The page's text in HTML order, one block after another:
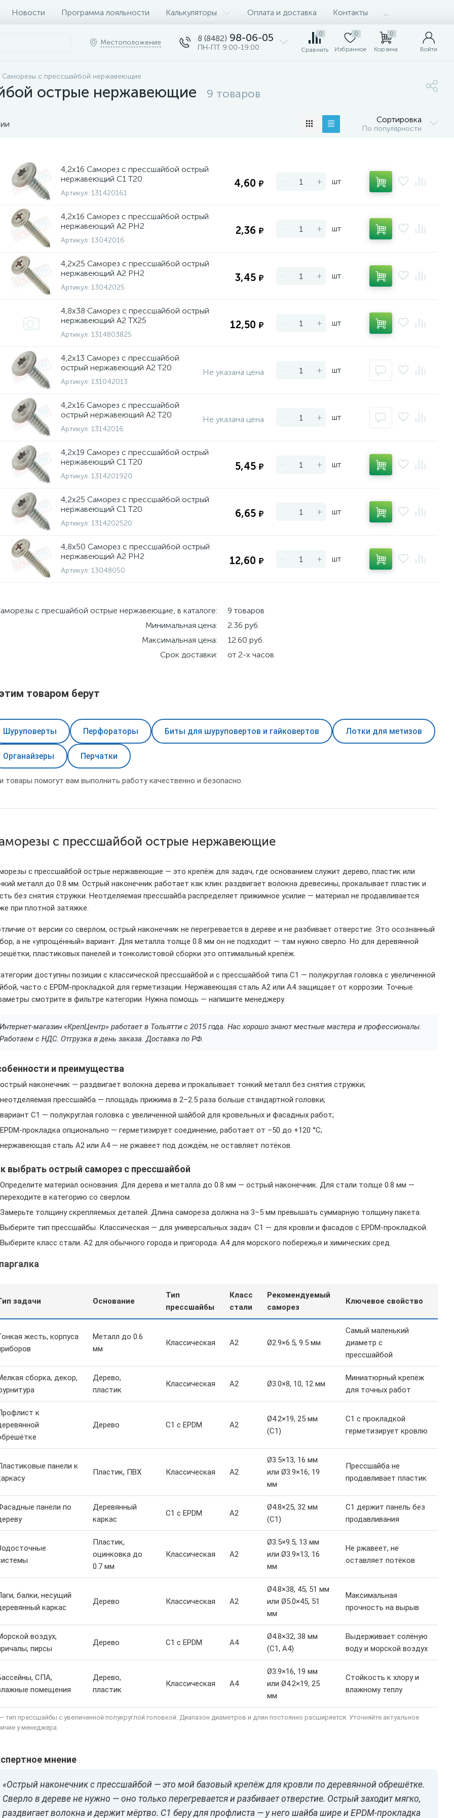
Новости Программа лояльности Калькуляторы Оплата и доставка Контакты
Местоположение 8 (8482) 98-06-05
ПН-ПТ 9:00-19:00
0
Сравнить
0
Избранное
0
Корзина Войти
Саморезы с прессшайбой нержавеющие
острые нержавеющие 9 товаров
Сортировка
По популярности
4,2х16 Саморез с прессшайбой острый
нержавеющий C1 T20
Артикул: 131420161
4,60 ₽ - + шт
4,2х16 Саморез с прессшайбой острый
нержавеющий A2 PH2
Артикул: 13042016
2,36 ₽ - + шт
4,2х25 Саморез с прессшайбой острый
нержавеющий A2 PH2
Артикул: 13042025
3,45 ₽ - + шт
4,8х38 Саморез с прессшайбой острый
нержавеющий A2 TX25
Артикул: 1314803825
12,50 ₽ - + шт
4,2х13 Саморез с прессшайбой
острый нержавеющий A2 T20
Артикул: 131042013
Не указана цена - + шт
4,2х16 Саморез с прессшайбой
острый нержавеющий A2 T20
Артикул: 13142016
Не указана цена - + шт
4,2х19 Саморез с прессшайбой острый
нержавеющий C1 T20
Артикул: 1314201920
5,45 ₽ - + шт
4,2х25 Саморез с прессшайбой острый
нержавеющий C1 T20
Артикул: 1314202520
6,65 ₽ - + шт
4,8х50 Саморез с прессшайбой острый
нержавеющий A2 PH2
Артикул: 13048050
12,60 ₽ - + шт
с пресшайбой острые нержавеющие, в каталоге:
9 товаров
Минимальная цена:
2.36 руб.
Максимальная цена:
12.60 руб.
Срок доставки:
от 2-х часов
товаром берут
Шуруповерты Перфораторы Биты для шуруповертов и гайковертов Лотки для метизов
Органайзеры Перчатки
товары помогут вам выполнить работу качественно и безопасно.
с прессшайбой острые нержавеющие
с прессшайбой острые нержавеющие — это крепёж для задач, где основанием служит дерево, пластик или
металл до 0.8 мм. Острый наконечник работает как клин: раздвигает волокна древесины, прокалывает пластик и
без снятия стружки. Неотделяемая прессшайба распределяет прижимное усилие — материал не продавливается
при плотной затяжке.
от версии со сверлом, острый наконечник не перегревается в дереве и не разбивает отверстие. Это осознанный
а не «упрощённый» вариант. Для металла толще 0.8 мм он не подходит — там нужно сверло. Но для деревянной
пластиковых панелей и тонколистовой сборки это оптимальный крепёж.
доступны позиции с классической прессшайбой и с прессшайбой типа С1 — полукруглая головка с увеличенной
часто с EPDM-прокладкой для герметизации. Нержавеющая сталь A2 или A4 защищает от коррозии. Точные
смотрите в фильтре категории. Нужна помощь — напишите менеджеру.
Интернет-магазин «КрепЦентр» работает в Тольятти с 2015 года. Нас хорошо знают местные мастера и профессионалы.
Работаем с НДС. Отгрузка в день заказа. Доставка по РФ.
и преимущества
острый наконечник — раздвигает волокна дерева и прокалывает тонкий металл без снятия стружки;
неотделяемая прессшайба — площадь прижима в 2–2.5 раза больше стандартной головки;
вариант С1 — полукруглая головка с увеличенной шайбой для кровельных и фасадных работ;
EPDM-прокладка опционально — герметизирует соединение, работает от –50 до +120 °C;
нержавеющая сталь A2 или A4 — не ржавеет под дождём, не оставляет потёков.
выбрать острый саморез с прессшайбой
Определите материал основания. Для дерева и металла до 0.8 мм — острый наконечник. Для стали толще 0.8 мм —
переходите в категорию со сверлом.
Замерьте толщину скрепляемых деталей. Длина самореза должна на 3–5 мм превышать суммарную толщину пакета.
Выберите тип прессшайбы. Классическая — для универсальных задач. С1 — для кровли и фасадов с EPDM-прокладкой.
Выберите класс стали. A2 для обычного города и пригорода. A4 для морского побережья и химических сред.
задачи Основание
Тип
прессшайбы
Класс
стали
Рекомендуемый
саморез
Ключевое свойство
жесть, корпуса
Металл до 0.6
мм
Классическая A2 Ø2.9×6.5, 9.5 мм
Самый маленький
диаметр с
прессшайбой
сборка, декор,
Дерево,
пластик
Классическая A2 Ø3.0×8, 10, 12 мм
Миниатюрный крепёж
для точных работ
к
Дерево С1 с EPDM A2
Ø4.2×19, 25 мм
(С1)
С1 с прокладкой
герметизирует кровлю
панели к
Пластик, ПВХ Классическая A2
Ø3.5×13, 16 мм
или Ø3.9×16, 19
мм
Прессшайба не
продавливает пластик
панели по
Деревянный
каркас
С1 с EPDM A2
Ø4.8×25, 32 мм
(С1)
С1 держит панель без
продавливания
Пластик,
оцинковка до
0.7 мм
Классическая A2
Ø3.5×9.5, 13 мм
или Ø3.9×13, 16
мм
Не ржавеет, не
оставляет потёков
балки, несущий
каркас
Дерево Классическая A2
Ø4.8×38, 45, 51 мм
или Ø5.0×45, 51
мм
Максимальная
прочность на вырыв
воздух,
пирсы
Дерево С1 с EPDM A4
Ø4.8×32, 38 мм
(С1, A4)
Выдерживает солёную
воду и морской воздух
СПА,
помещения
Дерево,
пластик
Классическая A4
Ø3.9×16, 19 мм
или Ø4.2×19, 25
мм
Стойкость к хлору и
влажному теплу
тип прессшайбы с увеличенной полукруглой головкой. Диапазон диаметров и длин постоянно расширяется. Уточняйте актуальное
у менеджера.
мнение
«Острый наконечник с прессшайбой — это мой базовый крепёж для кровли по деревянной обрешётке.
Сверло в дереве не нужно — оно только перегревается и разбивает отверстие. Острый заходит мягко,
раздвигает волокна и держит мёртво. С1 беру для профлиста — у него шайба шире и EPDM-прокладка